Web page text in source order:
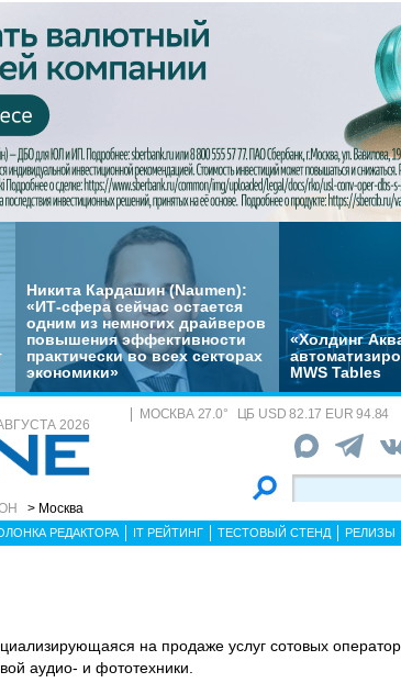
Никита Кардашин (Naumen):
«ИТ-сфера сейчас остается
одним из немногих драйверов
повышения эффективности
практически во всех секторах
экономики»
«Холдинг
MWS Tables
2026
> Москва
МОСКВА 27.0° ЦБ USD 82.17 EUR 94.84
РЕДАКТОРА IT РЕЙТИНГ ТЕСТОВЫЙ СТЕНД РЕЛИЗЫ
на продаже услуг сотовых
аудио- и фототехники.